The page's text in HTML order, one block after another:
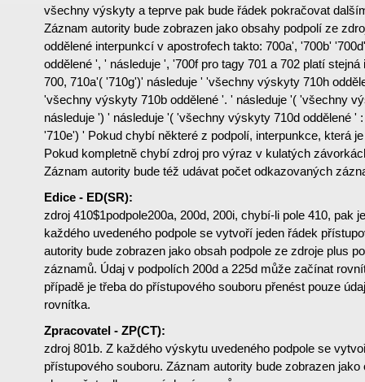
všechny výskyty a teprve pak bude řádek pokračovat
Záznam autority bude zobrazen jako obsahy podpolí ze
oddělené interpunkcí v apostrofech takto: 700a', '700b'
oddělené ', ' následuje ', '700f pro tagy 701 a 702 platí
700, 710a'( '710g')' následuje ' 'všechny výskyty 710h
'všechny výskyty 710b oddělené '. ' následuje '( 'všechny
následuje ') ' následuje '( 'všechny výskyty 710d oddělené '
'710e') ' Pokud chybí některé z podpolí, interpunkce, která
Pokud kompletně chybí zdroj pro výraz v kulatých
Záznam autority bude též udávat počet odkazovaných
Edice - ED(SR):
zdroj 410$1podpole200a, 200d, 200i, chybí-li pole 410, pak
každého uvedeného podpole se vytvoří jeden řádek
autority bude zobrazen jako obsah podpole ze zdroje plus
záznamů. Údaj v podpolích 200d a 225d může začínat
případě je třeba do přístupového souboru přenést pouze
rovnítka.
Zpracovatel - ZP(CT):
zdroj 801b. Z každého výskytu uvedeného podpole se
přístupového souboru. Záznam autority bude zobrazen jako